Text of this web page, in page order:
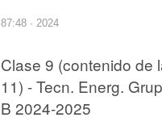
87:48 · 2024
Clase 9 (contenido de
11) - Tecn. Energ.
B 2024-2025